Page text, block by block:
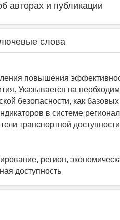
авторах и публикации
слова
повышения
Указывается на
безопасности, как
в системе
транспортной
регион,
доступность